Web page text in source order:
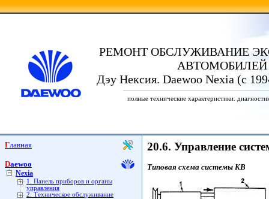
РЕМОНТ ОБСЛУЖИВАНИЕ
АВТОМОБИЛЕЙ
Дэу Нексия. Daewoo Nexia (с
полные технические характеристики.
Главная
Daewoo
Nexia
1. Панель приборов и органы
управления
2. Техническое обслуживание
20.6. Управление
Типовая схема системы KB